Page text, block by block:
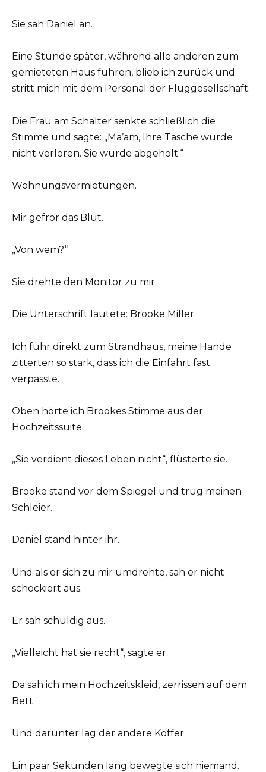
Sie sah Daniel an.
Eine Stunde später, während alle anderen zum
gemieteten Haus fuhren, blieb ich zurück und
stritt mich mit dem Personal der Fluggesellschaft.
Die Frau am Schalter senkte schließlich die
Stimme und sagte: „Ma’am, Ihre Tasche wurde
nicht verloren. Sie wurde abgeholt.“
Wohnungsvermietungen.
Mir gefror das Blut.
„Von wem?“
Sie drehte den Monitor zu mir.
Die Unterschrift lautete: Brooke Miller.
Ich fuhr direkt zum Strandhaus, meine Hände
zitterten so stark, dass ich die Einfahrt fast
verpasste.
Oben hörte ich Brookes Stimme aus der
Hochzeitssuite.
„Sie verdient dieses Leben nicht“, flüsterte sie.
Brooke stand vor dem Spiegel und trug meinen
Schleier.
Daniel stand hinter ihr.
Und als er sich zu mir umdrehte, sah er nicht
schockiert aus.
Er sah schuldig aus.
„Vielleicht hat sie recht“, sagte er.
Da sah ich mein Hochzeitskleid, zerrissen auf dem
Bett.
Und darunter lag der andere Koffer.
Ein paar Sekunden lang bewegte sich niemand.